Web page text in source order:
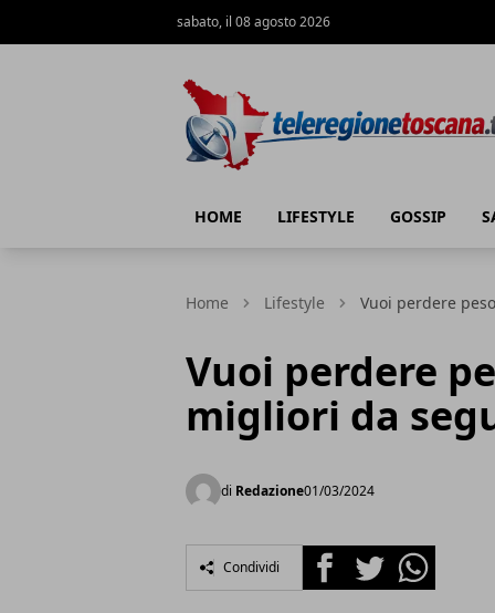
sabato, il 08 agosto 2026
HOME LIFESTYLE GOSSIP
Home Lifestyle Vuoi perdere
Vuoi perdere
migliori da
di Redazione01/03/2024
Condividi FacebookTwitterWhatsapp